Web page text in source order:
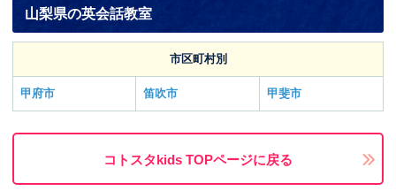
山梨県の英会話教室
市区町村別
甲府市 笛吹市 甲斐市
コトスタkids TOPページに戻る